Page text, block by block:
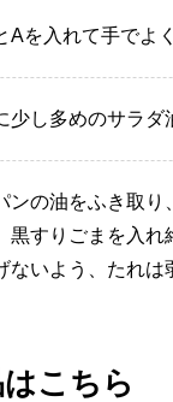
Aを入れて手でよ
少し多めのサラダ
ンの油をふき取
黒すりごまを入れ
いよう、たれは
こちら